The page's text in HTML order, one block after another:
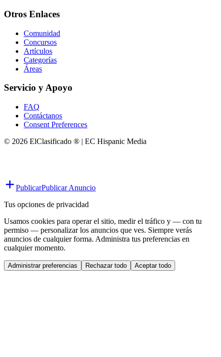
Otros Enlaces
Comunidad
Concursos
Artículos
Categorías
Áreas
Servicio y Apoyo
FAQ
Contáctanos
Consent Preferences
© 2026 ElClasificado ® | EC Hispanic Media
PublicarPublicar Anuncio
Tus opciones de privacidad
Usamos cookies para operar el sitio, medir el tráfico y — con tu
permiso — personalizar los anuncios que ves. Siempre verás
anuncios de cualquier forma. Administra tus preferencias en
cualquier momento.
Administrar preferencias Rechazar todo Aceptar todo